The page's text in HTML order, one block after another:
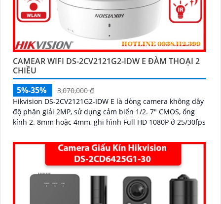
CAMEAR WIFI DS-2CV2121G2-IDW E ĐÀM THOẠI 2
CHIỀU
5%-35%
3,070,000 ₫
Hikvision DS-2CV2121G2-IDW E là dòng camera không dây
độ phân giải 2MP, sử dụng cảm biến 1/2. 7" CMOS, ống
kính 2. 8mm hoặc 4mm, ghi hình Full HD 1080P ở 25/30fps